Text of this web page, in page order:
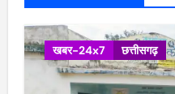
खबर-24x7 छत्तीसगढ़